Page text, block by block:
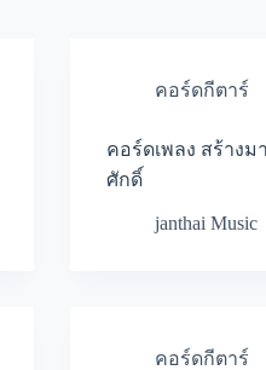
คอร์ดกีตาร์
คอร์ดเพลง สร้างม
ศักดิ์
janthai Music
คอร์ดกีตาร์